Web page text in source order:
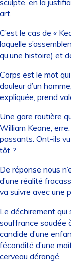
en la
le cas de «
histoire) et
est le mot
d’un
prend
gare routière
Keane,
Ont-ils
?
réponse nous
réalité
suivre avec une
déchirement qui
soudée
d’une
d’une
dérangé.